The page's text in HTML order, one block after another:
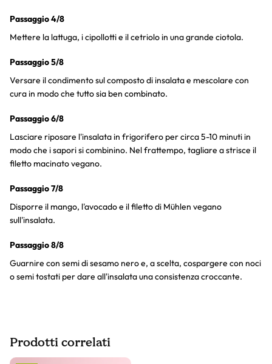
Passaggio 4/8
Mettere la lattuga, i cipollotti e il cetriolo in una grande ciotola.
Passaggio 5/8
Versare il condimento sul composto di insalata e mescolare con
cura in modo che tutto sia ben combinato.
Passaggio 6/8
Lasciare riposare l'insalata in frigorifero per circa 5-10 minuti in
modo che i sapori si combinino. Nel frattempo, tagliare a strisce il
filetto macinato vegano.
Passaggio 7/8
Disporre il mango, l'avocado e il filetto di Mühlen vegano
sull'insalata.
Passaggio 8/8
Guarnire con semi di sesamo nero e, a scelta, cospargere con noci
o semi tostati per dare all'insalata una consistenza croccante.
Prodotti correlati
Slider prodotto